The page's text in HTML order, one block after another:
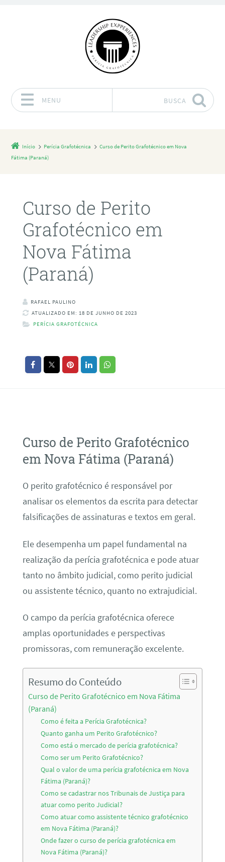
MENU BUSCA
Início Perícia Grafotécnica
Curso de Perito Grafotécnico em Nova
Fátima (Paraná)
Curso de Perito
Grafotécnico em
Nova Fátima
(Paraná)
RAFAEL PAULINO
ATUALIZADO EM: 18 DE JUNHO DE 2023
PERÍCIA GRAFOTÉCNICA
Curso de Perito Grafotécnico
em Nova Fátima (Paraná)
O perito grafotécnico é responsável por
analisar os elementos da escrita para detectar
falsificações de assinaturas e textos em geral.
Ele desempenha um papel fundamental na
realização da perícia grafotécnica e pode atuar
tanto no âmbito judicial, como perito judicial
ou assistente técnico, quanto no extrajudicial.
O campo da perícia grafotécnica oferece
amplas oportunidades e perspectivas
promissoras, com remuneração excelente.
Resumo do Conteúdo
Curso de Perito Grafotécnico em Nova Fátima
(Paraná)
Como é feita a Perícia Grafotécnica?
Quanto ganha um Perito Grafotécnico?
Como está o mercado de perícia grafotécnica?
Como ser um Perito Grafotécnico?
Qual o valor de uma perícia grafotécnica em Nova
Fátima (Paraná)?
Como se cadastrar nos Tribunais de Justiça para
atuar como perito Judicial?
Como atuar como assistente técnico grafotécnico
em Nova Fátima (Paraná)?
Onde fazer o curso de perícia grafotécnica em
Nova Fátima (Paraná)?